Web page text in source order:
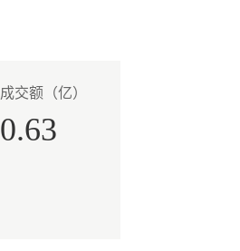
成交额（亿）
0.63